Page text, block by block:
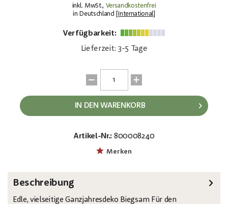
inkl. MwSt., Versandkostenfrei
in Deutschland [
International]
Verfügbarkeit:
Lieferzeit: 3-5 Tage
IN DEN WARENKORB
Artikel-Nr.: 800008240
Merken
Beschreibung
Edle, vielseitige Ganzjahresdeko Biegsam Für den